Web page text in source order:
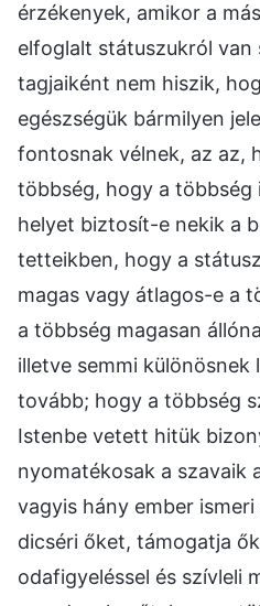
érzékenyek, amikor a
elfoglalt státuszukról van
tagjaiként nem hiszik,
egészségük bármilyen
fontosnak vélnek, az az,
többség, hogy a többség
helyet biztosít-e nekik a
tetteikben, hogy a
magas vagy átlagos-e a
a többség magasan
illetve semmi különösnek
tovább; hogy a többség
Istenbe vetett hitük
nyomatékosak a szavaik
vagyis hány ember
dicséri őket, támogatja
odafigyeléssel és szívleli